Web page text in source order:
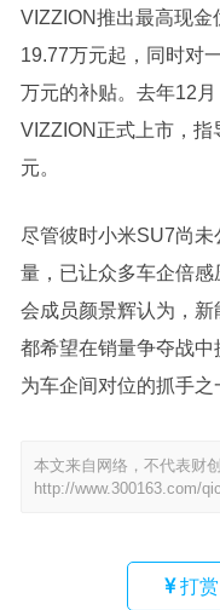
VIZZION推出最高现
19.77万元起，同时对
万元的补贴。去年12月
VIZZION正式上市，
元。
尽管彼时小米SU7尚未
量，已让众多车企倍
会成员颜景辉认为， 新
都希望在销量争夺战
为车企间对位的抓手之
本文来自网络，不代表财
http://www.300163.com/
打赏